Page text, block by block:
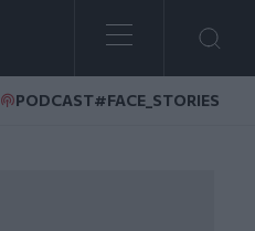
PODCAST#FACE_STORIES